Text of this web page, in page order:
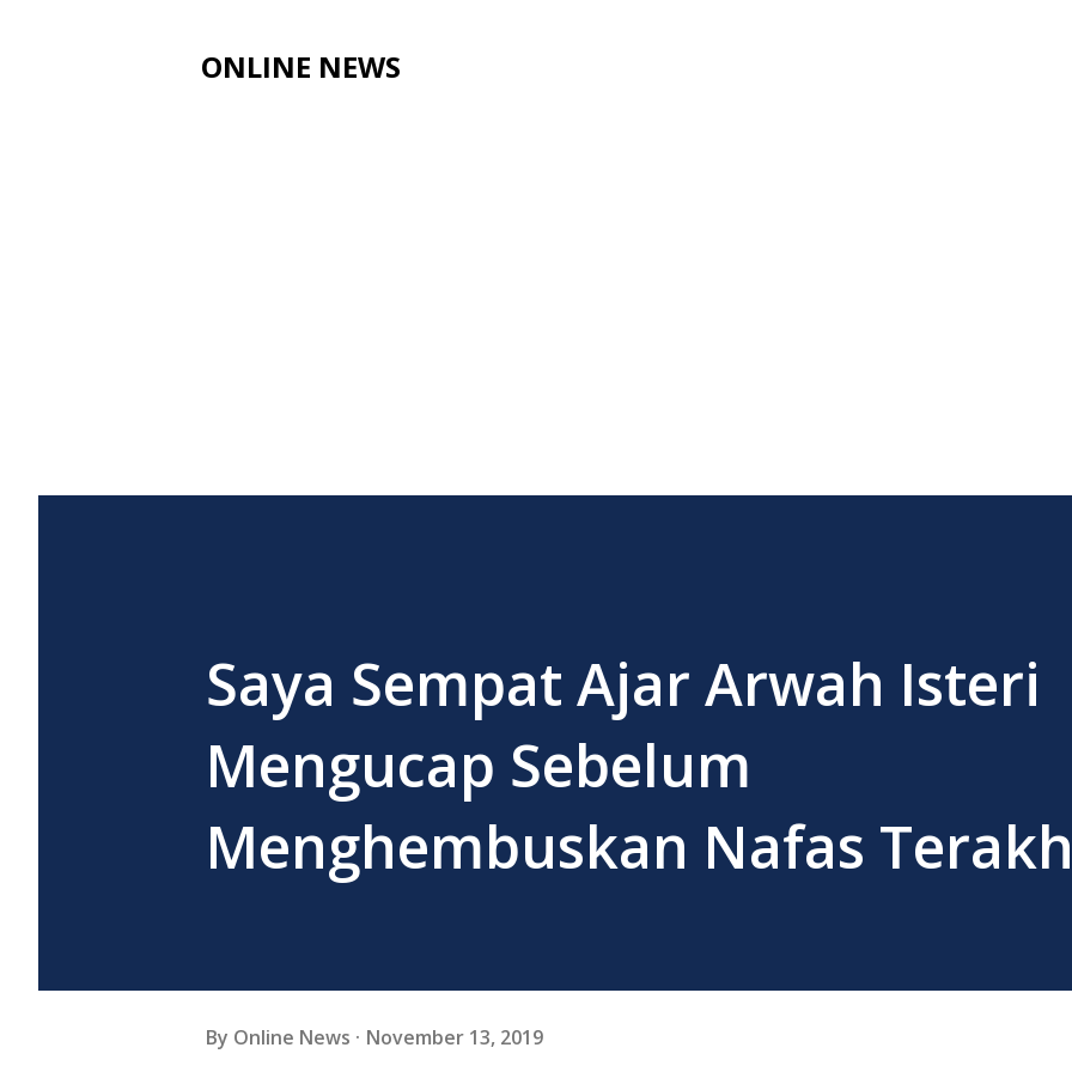
ONLINE NEWS
Saya Sempat Ajar Arwah Isteri
Mengucap Sebelum
Menghembuskan Nafas
By Online News November 13, 2019